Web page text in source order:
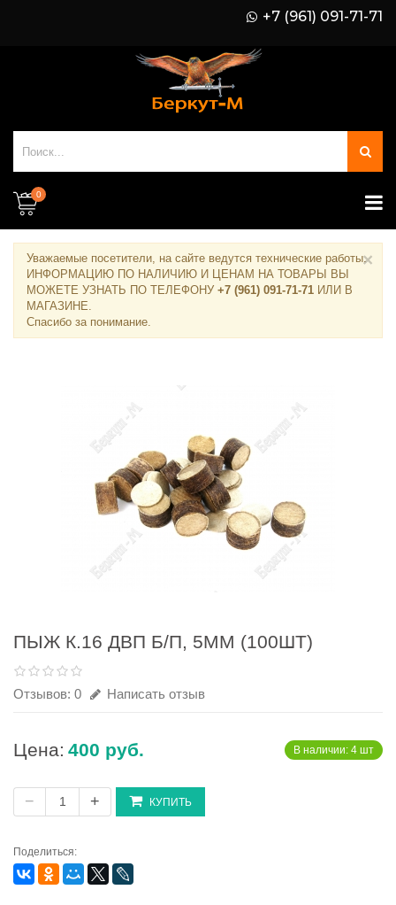
+7 (961) 091-71-71
0
Уважаемые посетители, на сайте ведутся технические работы.
ИНФОРМАЦИЮ ПО НАЛИЧИЮ И ЦЕНАМ НА ТОВАРЫ ВЫ
МОЖЕТЕ УЗНАТЬ ПО ТЕЛЕФОНУ +7 (961) 091-71-71 ИЛИ В
МАГАЗИНЕ.
Спасибо за понимание.
×
ПЫЖ К.16 ДВП Б/П, 5ММ (100ШТ)
Отзывов: 0 Написать отзыв
Цена: 400 руб. В наличии: 4 шт
− + КУПИТЬ
Поделиться: